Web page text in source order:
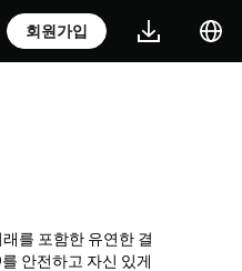
회원가입
를 포함한 유연한 결
안전하고 자신 있게